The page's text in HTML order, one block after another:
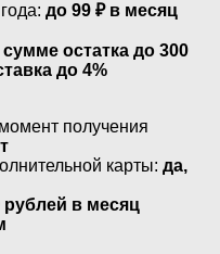
до 99 ₽ в месяц
остатка до 300
до 4%
получения
карты: да,
рублей в месяц